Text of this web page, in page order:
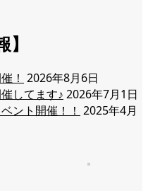
！ 2026年8月6日
してます♪ 2026年7月1日
ント開催！！ 2025年4月